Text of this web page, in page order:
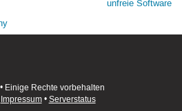
unfreie Software
Einige Rechte vorbehalten
Impressum• Serverstatus